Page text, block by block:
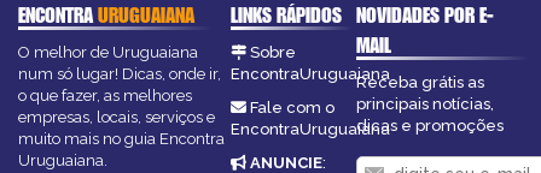
ENCONTRAURUGUAIANA
O melhor de Uruguaiana
num só lugar! Dicas, onde ir,
o que fazer, as melhores
empresas, locais, serviços e
muito mais no guia Encontra
Uruguaiana.
LINKS RÁPIDOS
Sobre
EncontraUruguaiana
Fale com o
EncontraUruguaiana
ANUNCIE:
NOVIDADES POR E-
MAIL
Receba grátis as
principais notícias,
dicas e promoções